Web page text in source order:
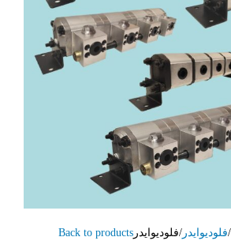
فلودیوایدر فلودیوایدر Back to products